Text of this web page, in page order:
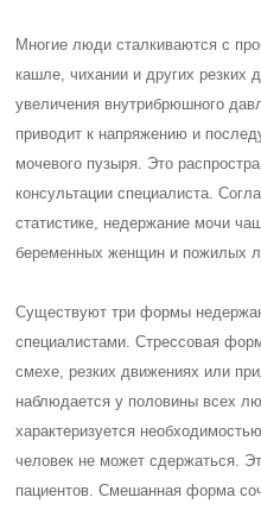
Многие люди сталкиваются с
кашле, чихании и других резких
увеличения внутрибрюшного
приводит к напряжению и
мочевого пузыря. Это
консультации специалиста.
статистике, недержание мочи
беременных женщин и пожилых
Существуют три формы
специалистами. Стрессовая
смехе, резких движениях или
наблюдается у половины всех
характеризуется
человек не может сдержаться.
пациентов. Смешанная форма